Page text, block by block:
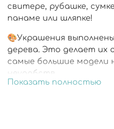
свитере, рубашке,
панаме или шляпке!
🎨Украшения
дерева. Это делает их
самые большие модели
неудобств.
🎨Каждая деталь
Показать полностью